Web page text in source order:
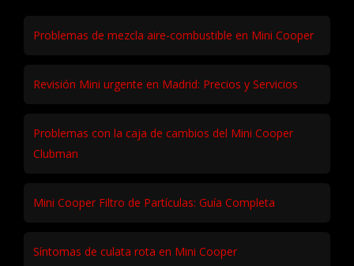
Problemas de mezcla aire-combustible en Mini Cooper
Revisión Mini urgente en Madrid: Precios y Servicios
Problemas con la caja de cambios del Mini Cooper
Clubman
Mini Cooper Filtro de Partículas: Guía Completa
Síntomas de culata rota en Mini Cooper